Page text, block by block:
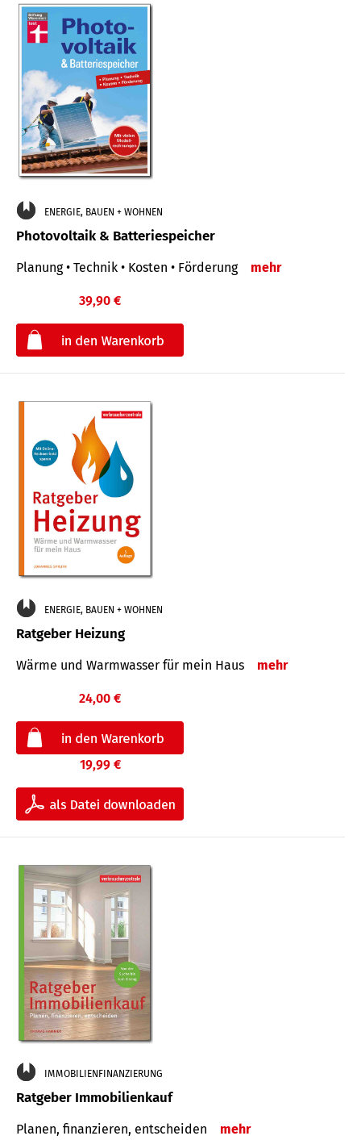
ENERGIE, BAUEN + WOHNEN
Photovoltaik & Batteriespeicher
Planung • Technik • Kosten • Förderung mehr
39,90 €
ENERGIE, BAUEN + WOHNEN
Ratgeber Heizung
Wärme und Warmwasser für mein Haus mehr
24,00 €
19,99 €
IMMOBILIENFINANZIERUNG
Ratgeber Immobilienkauf
Planen, finanzieren, entscheiden mehr